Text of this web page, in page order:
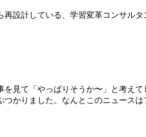
設計している、学習変革コンサルタ
見て「やっぱりそうか〜」と考え
かりました。なんとこのニュース